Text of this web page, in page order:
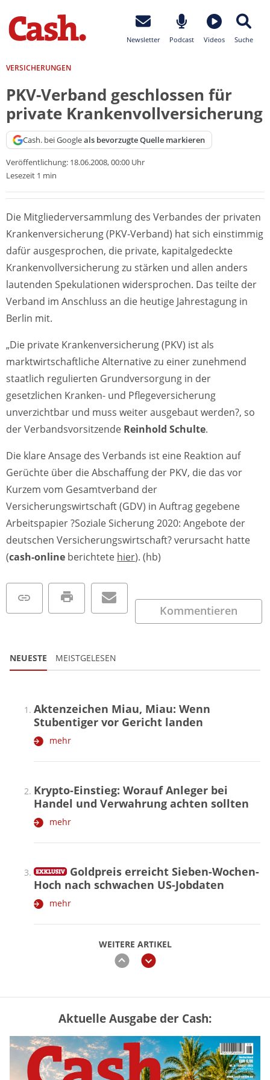
Newsletter Podcast Videos Suche
VERSICHERUNGEN
PKV-Verband geschlossen für
private Krankenvollversicherung
Cash. bei Googleals bevorzugte Quelle markieren
Veröffentlichung: 18.06.2008, 00:00 Uhr
Lesezeit 1 min
Die Mitgliederversammlung des Verbandes der privaten
Krankenversicherung (PKV-Verband) hat sich einstimmig
dafür ausgesprochen, die private, kapitalgedeckte
Krankenvollversicherung zu stärken und allen anders
lautenden Spekulationen widersprochen. Das teilte der
Verband im Anschluss an die heutige Jahrestagung in
Berlin mit.
„Die private Krankenversicherung (PKV) ist als
marktwirtschaftliche Alternative zu einer zunehmend
staatlich regulierten Grundversorgung in der
gesetzlichen Kranken- und Pflegeversicherung
unverzichtbar und muss weiter ausgebaut werden?, so
der Verbandsvorsitzende Reinhold Schulte.
Die klare Ansage des Verbands ist eine Reaktion auf
Gerüchte über die Abschaffung der PKV, die das vor
Kurzem vom Gesamtverband der
Versicherungswirtschaft (GDV) in Auftrag gegebene
Arbeitspapier ?Soziale Sicherung 2020: Angebote der
deutschen Versicherungswirtschaft? verursacht hatte
(cash-online berichtete hier). (hb)
Kommentieren
NEUESTE MEISTGELESEN
WEITERE ARTIKEL
zurückweiter
Aktenzeichen Miau, Miau: Wenn
Stubentiger vor Gericht landen
mehr
Krypto-Einstieg: Worauf Anleger bei
Handel und Verwahrung achten sollten
mehr
Goldpreis erreicht Sieben-Wochen-
Hoch nach schwachen US-Jobdaten
mehr
Vermieter-Zutritt: Wann Mieter
die Wohnung öffnen müssen
mehr
Aktuelle Ausgabe der Cash: